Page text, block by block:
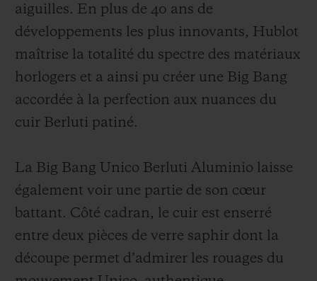
aiguilles. En plus de 40 ans de
développements les plus innovants, Hublot
maîtrise la totalité du spectre des matériaux
horlogers et a ainsi pu créer une Big Bang
accordée à la perfection aux nuances du
cuir Berluti patiné.
La Big Bang Unico Berluti Aluminio laisse
également voir une partie de son cœur
battant. Côté cadran, le cuir est enserré
entre deux pièces de verre saphir dont la
découpe permet d’admirer les rouages du